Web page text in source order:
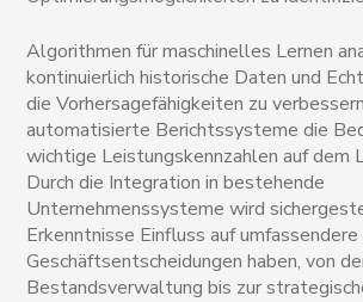
Algorithmen für maschinelles Lernen
kontinuierlich historische Daten und
die Vorhersagefähigkeiten zu
automatisierte Berichtssysteme die
wichtige Leistungskennzahlen auf dem
Durch die Integration in bestehende
Unternehmenssysteme wird
Erkenntnisse Einfluss auf umfassendere
Geschäftsentscheidungen haben, von
Bestandsverwaltung bis zur